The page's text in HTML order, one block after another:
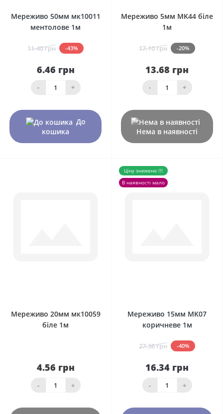
Мереживо 50мм мк10011
ментолове 1м
11.40 грн -43%
6.46 грн
- +
До
кошика
Мереживо 5мм MK44 біле
1м
17.10 грн -20%
13.68 грн
- +
Нема в наявності
Мереживо 20мм мк10059
біле 1м
4.56 грн
- +
Ціну знижено !!!
В наявності мало
Мереживо 15мм MK07
коричневе 1м
27.36 грн -40%
16.34 грн
- +